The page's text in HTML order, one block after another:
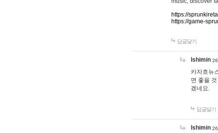
https://
https://game-
답글달기
lshimin
카자흐뉴
면 좋을
겠네요.
답글달기
lshimin